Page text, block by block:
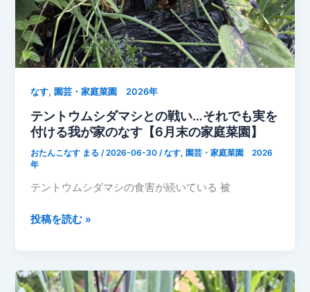
の
草
取
り
夏
野
菜
の
様
【7
なす, 園芸・家庭菜園 2026年
テントウムシダマシとの戦い…それでも実を
付ける我が家のなす【6月末の家庭菜園】
おたんこなす まる/2026-06-30/なす, 園芸・家庭菜園 2026
年
テントウムシダマシの食害が続いている 被
テ
ウ
ム
投稿を読む »